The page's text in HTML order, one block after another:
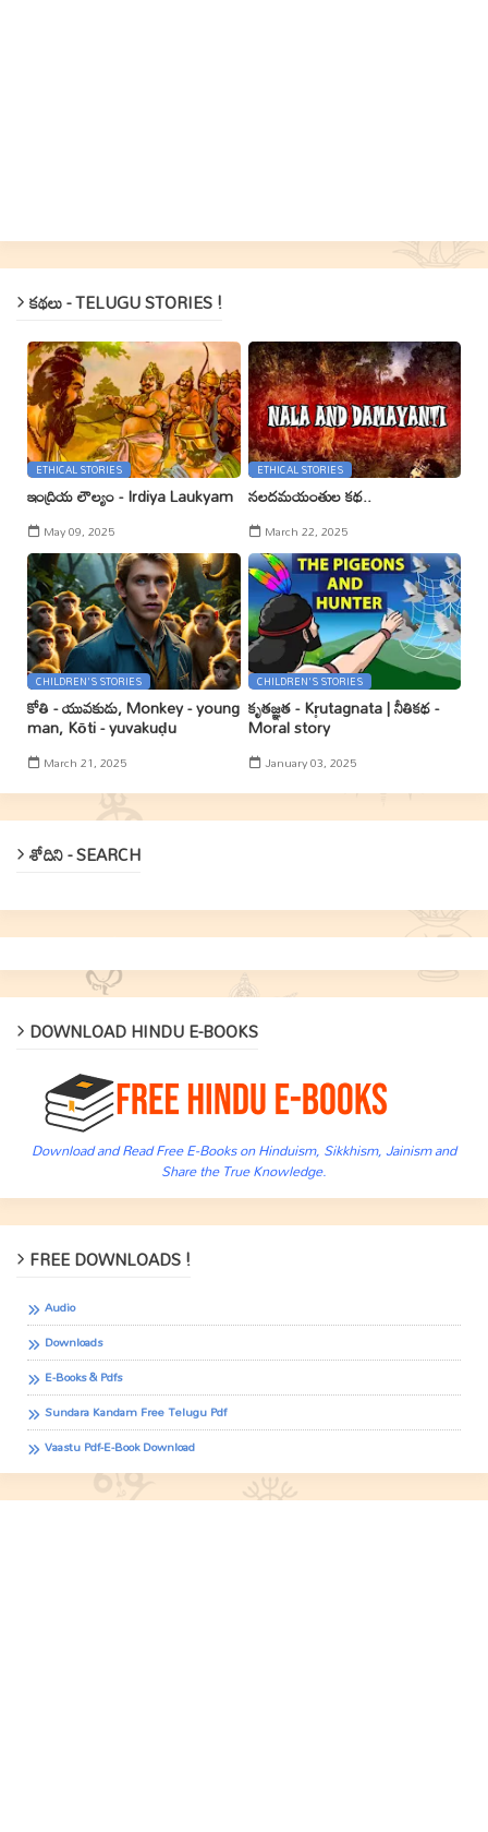
కథలు - TELUGU STORIES !
ETHICAL STORIES
ఇంద్రియ లౌల్యం - Irdiya Laukyam
May 09, 2025
ETHICAL STORIES
నలదమయంతుల కథ..
March 22, 2025
CHILDREN'S STORIES
కోతి - యువకుడు, Monkey - young
man, Kōti - yuvakuḍu
March 21, 2025
CHILDREN'S STORIES
కృతజ్ఞత - Kr̥utagnata | నీతికథ -
Moral story
January 03, 2025
శోదిని - SEARCH
DOWNLOAD HINDU E-BOOKS
Download and Read Free E-Books on Hinduism, Sikkhism, Jainism and
Share the True Knowledge.
FREE DOWNLOADS !
Audio
Downloads
E-Books & Pdfs
Sundara Kandam Free Telugu Pdf
Vaastu Pdf-E-Book Download